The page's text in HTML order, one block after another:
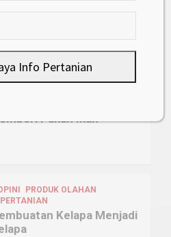
Pak Tani
Pakan Ikan
PRODUK OLAHAN
Kelapa Menjadi
Info Pertanian